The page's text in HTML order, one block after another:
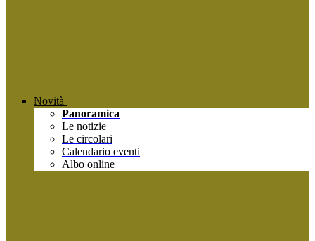
Novità
Panoramica
Le notizie
Le circolari
Calendario eventi
Albo online